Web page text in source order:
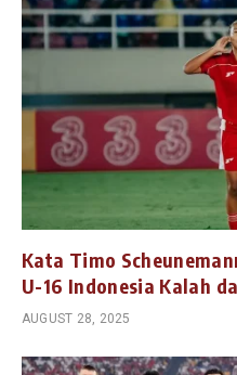
Kata Timo
U-16 Indonesia Kalah
AUGUST 28, 2025